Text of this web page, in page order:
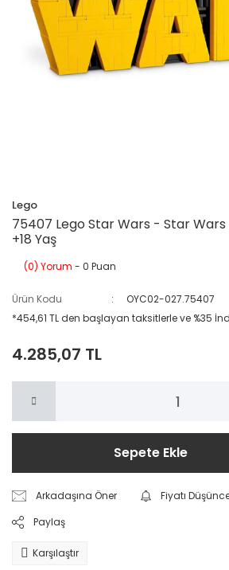
Lego
75407 Lego Star Wars - Star
+18 Yaş
(0) Yorum - 0 Puan
Ürün Kodu
OYC02-027.75407
*454,61 TL den başlayan taksitlerle ve %35
4.285,07 TL
Sepete Ekle
Arkadaşına Öner
Fiyatı
Paylaş
Karşılaştır